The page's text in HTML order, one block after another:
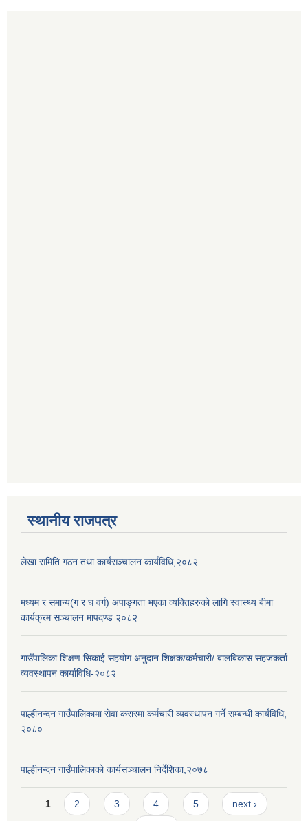
स्थानीय राजपत्र
लेखा समिति गठन तथा कार्यसञ्चालन कार्यविधि,२०८२
मध्यम र समान्य(ग र घ वर्ग) अपाङ्गता भएका व्यक्तिहरुको लागि स्वास्थ्य बीमा
कार्यक्रम सञ्चालन मापदण्ड २०८२
गाउँपालिका शिक्षण सिकाई सहयोग अनुदान शिक्षक/कर्मचारी/ बालबिकास सहजकर्ता
व्यवस्थापन कार्याविधि-२०८२
पाल्हीनन्दन गाउँपालिकामा सेवा करारमा कर्मचारी व्यवस्थापन गर्ने सम्बन्धी कार्यविधि,
२०८०
पाल्हीनन्दन गाउँपालिकाको कार्यसञ्चालन निर्देशिका,२०७८
Pages
1 2 3 4 5 next ›